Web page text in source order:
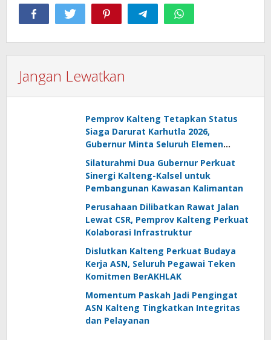
Jangan Lewatkan
Pemprov Kalteng Tetapkan Status
Siaga Darurat Karhutla 2026,
Gubernur Minta Seluruh Elemen
Silaturahmi Dua Gubernur Perkuat
Sinergi Kalteng-Kalsel untuk
Pembangunan Kawasan Kalimantan
Perusahaan Dilibatkan Rawat Jalan
Lewat CSR, Pemprov Kalteng Perkuat
Kolaborasi Infrastruktur
Dislutkan Kalteng Perkuat Budaya
Kerja ASN, Seluruh Pegawai Teken
Komitmen BerAKHLAK
Momentum Paskah Jadi Pengingat
ASN Kalteng Tingkatkan Integritas
dan Pelayanan